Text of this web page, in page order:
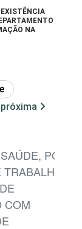
NA
próxima
POR
COM